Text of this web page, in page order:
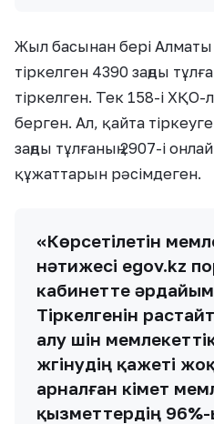
Жыл басынан бері
тіркелген 4390 заңды
тіркелген. Тек 158-і ХҚО-
берген. Ал, қайта
заңды тұлғаның 2907-і
құжаттарын рәсімдеген.
«Көрсетілетін
нәтижесі egov.kz
кабинетте әрдайым
Тіркелгенін
алу үшін
жүгінудің қажеті
арналған үкімет
қызметтердің